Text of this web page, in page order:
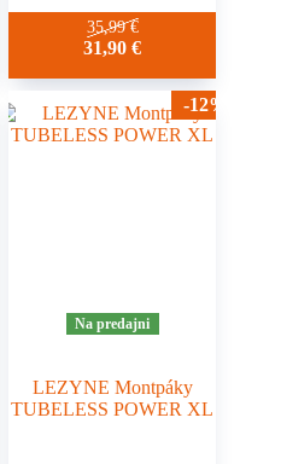
35,99€
31,90€
-12%
Na predajni
LEZYNE Montpáky
TUBELESS POWER XL